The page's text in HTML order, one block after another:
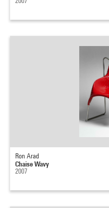
Ron Arad
Chaise Wavy
2007